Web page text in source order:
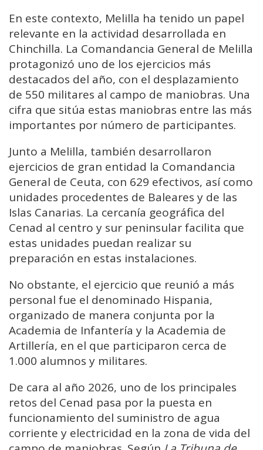
En este contexto, Melilla ha tenido un papel
relevante en la actividad desarrollada en
Chinchilla. La Comandancia General de Melilla
protagonizó uno de los ejercicios más
destacados del año, con el desplazamiento
de 550 militares al campo de maniobras. Una
cifra que sitúa estas maniobras entre las más
importantes por número de participantes.
Junto a Melilla, también desarrollaron
ejercicios de gran entidad la Comandancia
General de Ceuta, con 629 efectivos, así como
unidades procedentes de Baleares y de las
Islas Canarias. La cercanía geográfica del
Cenad al centro y sur peninsular facilita que
estas unidades puedan realizar su
preparación en estas instalaciones.
No obstante, el ejercicio que reunió a más
personal fue el denominado Hispania,
organizado de manera conjunta por la
Academia de Infantería y la Academia de
Artillería, en el que participaron cerca de
1.000 alumnos y militares.
De cara al año 2026, uno de los principales
retos del Cenad pasa por la puesta en
funcionamiento del suministro de agua
corriente y electricidad en la zona de vida del